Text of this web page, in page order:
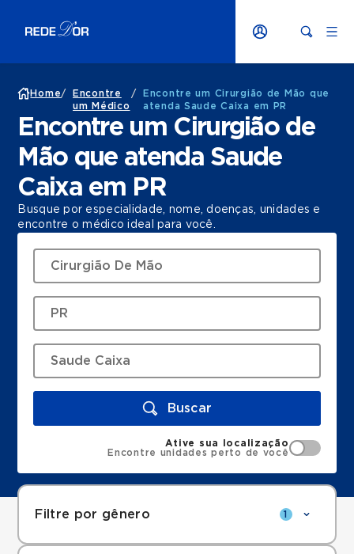
Home/
Encontre
um Médico
/
Encontre um Cirurgião de Mão que
atenda Saude Caixa em PR
Encontre um Cirurgião de
Mão que atenda Saude
Caixa em PR
Busque por especialidade, nome, doenças, unidades e
encontre o médico ideal para você.
Buscar
Ative sua localização
Encontre unidades perto de você
Filtre por gênero 1